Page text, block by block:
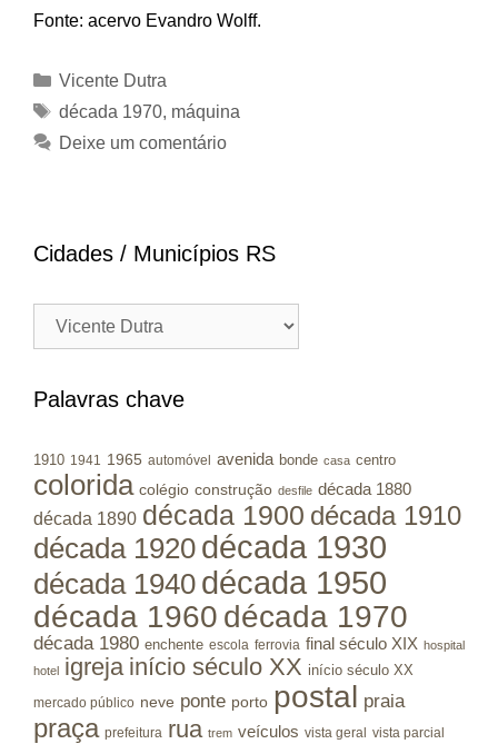
Fonte: acervo Evandro Wolff.
Categorias
Vicente Dutra
Tags
década 1970, máquina
Deixe um comentário
Cidades / Municípios RS
Cidades
Municípios
Palavras chave
1910 1941 1965 automóvel avenida bonde casa centro
colorida colégio construção desfile década 1880
década 1890 década 1900 década 1910
década 1920 década 1930
década 1940 década 1950
década 1960 década 1970
década 1980 enchente escola ferrovia final século XIX hospital
hotel igreja início século XX início século XX
mercado público neve ponte porto postal praia
praça prefeitura rua trem veículos vista geral vista parcial